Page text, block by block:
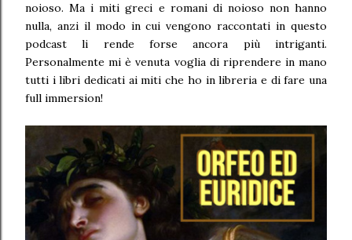
noioso. Ma i miti greci e romani di noioso non hanno
nulla, anzi il modo in cui vengono raccontati in questo
podcast li rende forse ancora più intriganti.
Personalmente mi è venuta voglia di riprendere in mano
tutti i libri dedicati ai miti che ho in libreria e di fare una
full immersion!